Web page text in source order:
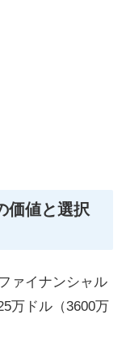
価値と選択
ァイナンシャル
万ドル（3600万